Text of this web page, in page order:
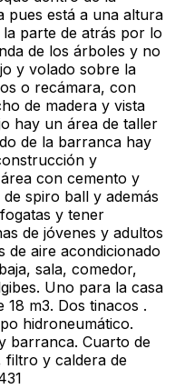
pues está a una altura
parte de atrás por lo
de los árboles y no
y volado sobre la
o recámara, con
de madera y vista
hay un área de taller
de la barranca hay
y
con cemento y
spiro ball y además
y tener
de jóvenes y adultos
de aire acondicionado
sala, comedor,
Uno para la casa
m3. Dos tinacos .
hidroneumático.
barranca. Cuarto de
filtro y caldera de